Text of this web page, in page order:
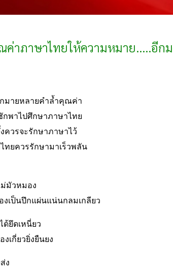
าภาษาไทยให้ความหมาย.....อีก
มายหลายคำล้ำคุณค่า
กพาไปศึกษาภาษาไทย
ควรจะรักษาภาษาไว้
ทยควรรักษามาเร็วพลัน
มัวหมอง
เป็นปึกแผ่นแน่นกลมเกลียว
ด้ยึดเหนี่ยว
เกี่ยวยิ่งยืนยง
ง